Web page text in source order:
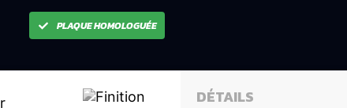
PLAQUE HOMOLOGUÉE
DÉTAILS